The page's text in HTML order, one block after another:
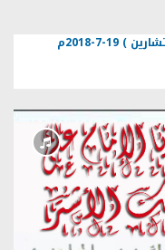
وصايا الأمام على لمالك الأشتر ( صفات المستشارين ) 19-7-2018م